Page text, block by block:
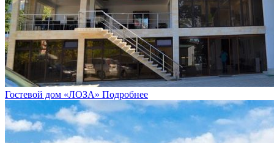
Гостевой дом «ЛОЗА» Подробнее